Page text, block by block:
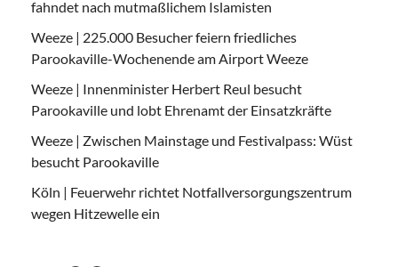
fahndet nach mutmaßlichem Islamisten
Weeze | 225.000 Besucher feiern friedliches
Parookaville-Wochenende am Airport Weeze
Weeze | Innenminister Herbert Reul besucht
Parookaville und lobt Ehrenamt der Einsatzkräfte
Weeze | Zwischen Mainstage und Festivalpass: Wüst
besucht Parookaville
Köln | Feuerwehr richtet Notfallversorgungszentrum
wegen Hitzewelle ein